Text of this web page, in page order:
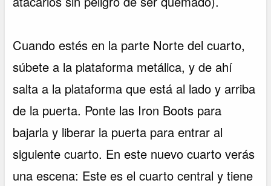
Cuando estés en la parte Norte del cuarto,
súbete a la plataforma metálica, y de ahí
salta a la plataforma que está al lado y arriba
de la puerta. Ponte las Iron Boots para
bajarla y liberar la puerta para entrar al
siguiente cuarto. En este nuevo cuarto verás
una escena: Este es el cuarto central y tiene